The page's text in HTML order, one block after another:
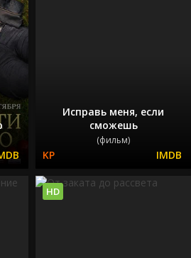
Исправь меня, если
сможешь
(фильм)
HD